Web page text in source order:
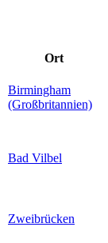
Ort
Birmingham
(Großbritannien)
Bad Vilbel
Zweibrücken